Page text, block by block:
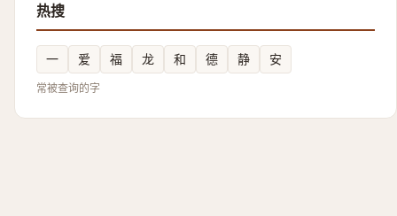
热搜
一 爱 福 龙 和 德 静 安
常被查询的字